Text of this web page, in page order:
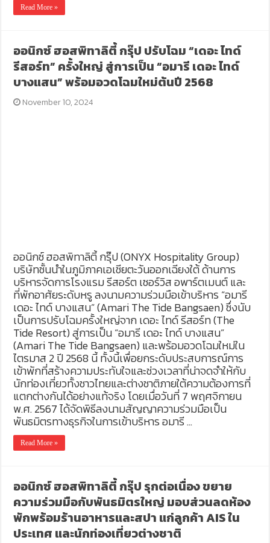
Read More »
ออนิกซ์ ฮอสพิทาลิตี้ กรุ๊ป ปรับโฉม “เดอะ ไทด์
รีสอร์ท” ครั้งใหญ่ สู่การเป็น “อมารี เดอะ ไทด์
บางแสน” พร้อมอวดโฉมใหม่ต้นปี 2568
November 10, 2024
ออนิกซ์ ฮอสพิทาลิตี้ กรุ๊ป (ONYX Hospitality Group)
บริษัทชั้นนำในภูมิภาคเอเชียตะวันออกเฉียงใต้ ด้านการ
บริหารจัดการโรงแรม รีสอร์ต เซอร์วิส อพาร์ตเมนต์ และ
ที่พักอาศัยระดับหรู ลงนามความร่วมมือเข้าบริหาร “อมารี
เดอะ ไทด์ บางแสน” (Amari The Tide Bangsaen) ซึ่งนับ
เป็นการปรับโฉมครั้งใหญ่จาก เดอะ ไทด์ รีสอร์ท (The
Tide Resort) สู่การเป็น “อมารี เดอะ ไทด์ บางแสน”
(Amari The Tide Bangsaen) และพร้อมอวดโฉมใหม่ใน
ไตรมาส 2 ปี 2568 นี้ ทั้งนี้เพื่อยกระดับประสบการณ์การ
เข้าพักที่สร้างความประทับใจและช่วงเวลาที่น่าจดจำให้กับ
นักท่องเที่ยวทั้งชาวไทยและต่างชาติภายใต้ความต้องการที่
แตกต่างกันได้อย่างแท้จริง โดยเมื่อวันที่ 7 พฤศจิกายน
พ.ศ. 2567 ได้จัดพิธีลงนามสัญญาความร่วมมือเป็น
พันธมิตรทางธุรกิจในการเข้าบริหาร อมารี …
Read More »
ออนิกซ์ ฮอสพิทาลิตี้ กรุ๊ป รุกต่อเนื่อง ขยาย
ความร่วมมือกับพันธมิตรใหญ่ มอบส่วนลดห้อง
พักพร้อมร้านอาหารและสปา แก่ลูกค้า AIS ใน
ประเทศ และนักท่องเที่ยวต่างชาติ